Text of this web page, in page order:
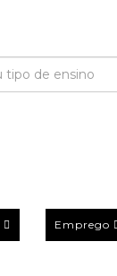
Emprego